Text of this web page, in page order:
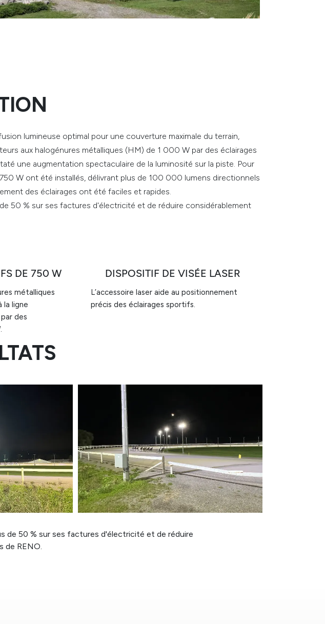
lumineuse optimal pour une couverture maximale du terrain,
aux halogénures métalliques (HM) de 1 000 W par des éclairages
une augmentation spectaculaire de la luminosité sur la piste. Pour
W ont été installés, délivrant plus de 100 000 lumens directionnels
des éclairages ont été faciles et rapides.
50 % sur ses factures d'électricité et de réduire considérablement
DE 750 W
métalliques
la ligne
des
DISPOSITIF DE VISÉE LASER
L’accessoire laser aide au positionnement
précis des éclairages sportifs.
de 50 % sur ses factures d'électricité et de réduire
de RENO.